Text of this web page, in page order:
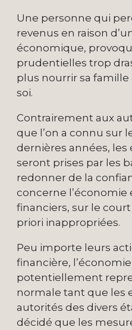
Une personne qui
revenus en raison
économique,
prudentielles trop
plus nourrir sa
soi.
Contrairement aux
que l’on a connu sur
dernières années,
seront prises par les
redonner de la
concerne l’économie
financiers, sur le
priori inappropriées.
Peu importe leurs
financière,
potentiellement
normale tant que les
autorités des divers
décidé que les